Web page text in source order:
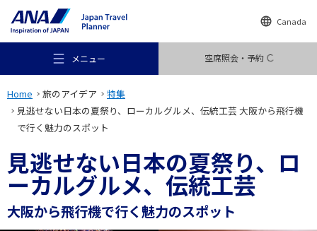
Canada
メニュー 空席照会・予約
おすすめの旅
旅のアイデア
Home 旅のアイデア
特集
見逃せない日本の夏祭り、ローカルグルメ、伝統工芸 大阪から飛行機
で行く魅力のスポット
見逃せない日本の夏祭り、ロ
ーカルグルメ、伝統工芸
大阪から飛行機で行く魅力のスポット